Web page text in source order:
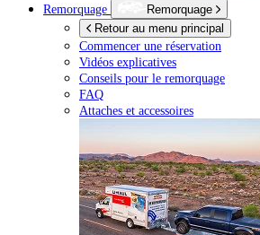
Remorquage
Remorquage
Retour au menu principal
Commencer une réservation
Vidéos explicatives
Conseils pour le remorquage
FAQ
Attaches et accessoires